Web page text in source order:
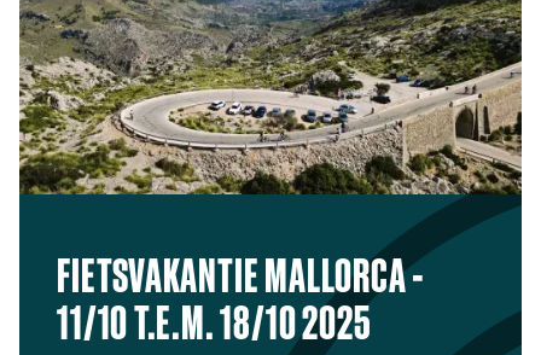
FIETSVAKANTIE MALLORCA -
11/10 T.E.M. 18/10 2025